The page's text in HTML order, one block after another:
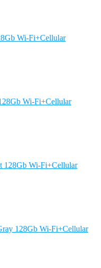
Wi-Fi+Cellular
Wi-Fi+Cellular
128Gb Wi-Fi+Cellular
128Gb Wi-Fi+Cellular